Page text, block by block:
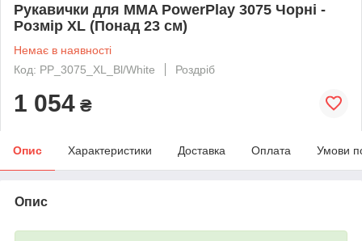
Рукавички для MMA PowerPlay 3075 Чорні -
Розмір XL (Понад 23 см)
Немає в наявності
Код: PP_3075_XL_Bl/White
Роздріб
1 054 ₴
Опис Характеристики Доставка Оплата Умови
Опис